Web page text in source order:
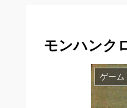
モンハンク
ゲーム